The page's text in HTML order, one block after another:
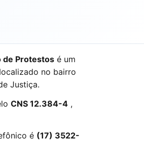
de Protestos é um
no bairro
Justiça.
CNS 12.384-4 ,
é (17) 3522-